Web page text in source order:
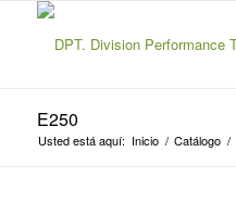
E250
Usted está aquí: Inicio / Catálogo /